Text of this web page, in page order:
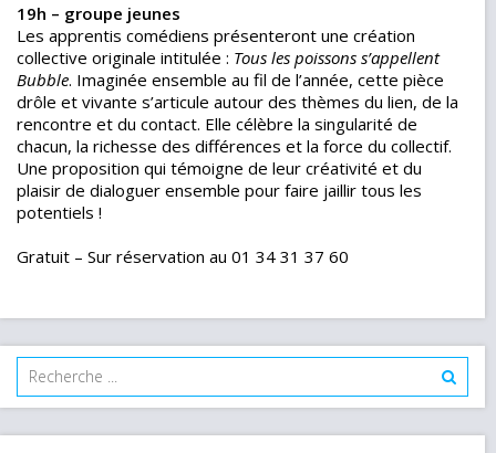
19h – groupe jeunes
Les apprentis comédiens présenteront une création
collective originale intitulée : Tous les poissons s’appellent
Bubble. Imaginée ensemble au fil de l’année, cette pièce
drôle et vivante s’articule autour des thèmes du lien, de la
rencontre et du contact. Elle célèbre la singularité de
chacun, la richesse des différences et la force du collectif.
Une proposition qui témoigne de leur créativité et du
plaisir de dialoguer ensemble pour faire jaillir tous les
potentiels !
Gratuit – Sur réservation au 01 34 31 37 60